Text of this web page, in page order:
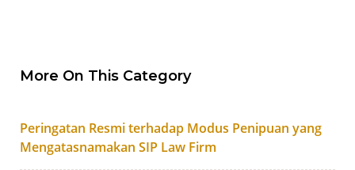
More On This Category
Peringatan Resmi terhadap Modus Penipuan yang
Mengatasnamakan SIP Law Firm